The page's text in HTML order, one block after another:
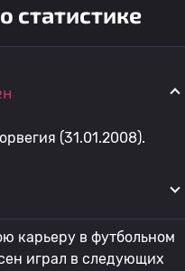
статистике
(31.01.2008).
карьеру в футбольном
играл в следующих